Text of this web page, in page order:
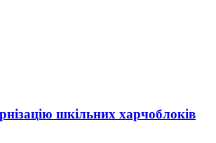
шкільних харчоблоків